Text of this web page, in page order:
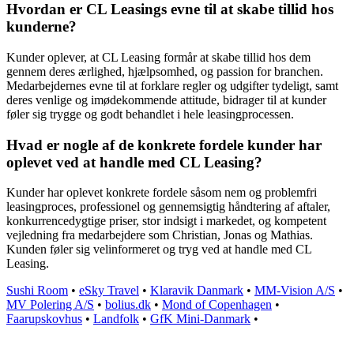
Hvordan er CL Leasings evne til at skabe tillid hos
kunderne?
Kunder oplever, at CL Leasing formår at skabe tillid hos dem
gennem deres ærlighed, hjælpsomhed, og passion for branchen.
Medarbejdernes evne til at forklare regler og udgifter tydeligt, samt
deres venlige og imødekommende attitude, bidrager til at kunder
føler sig trygge og godt behandlet i hele leasingprocessen.
Hvad er nogle af de konkrete fordele kunder har
oplevet ved at handle med CL Leasing?
Kunder har oplevet konkrete fordele såsom nem og problemfri
leasingproces, professionel og gennemsigtig håndtering af aftaler,
konkurrencedygtige priser, stor indsigt i markedet, og kompetent
vejledning fra medarbejdere som Christian, Jonas og Mathias.
Kunden føler sig velinformeret og tryg ved at handle med CL
Leasing.
Sushi Room • eSky Travel • Klaravik Danmark • MM-Vision A/S •
MV Polering A/S • bolius.dk • Mond of Copenhagen •
Faarupskovhus • Landfolk • GfK Mini-Danmark •